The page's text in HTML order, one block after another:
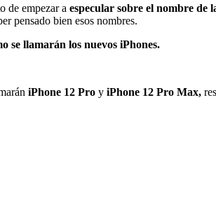
de empezar a especular sobre el nombre de
pensado bien esos nombres.
se llamarán los nuevos iPhones.
iPhone 12 Pro y iPhone 12 Pro Max,